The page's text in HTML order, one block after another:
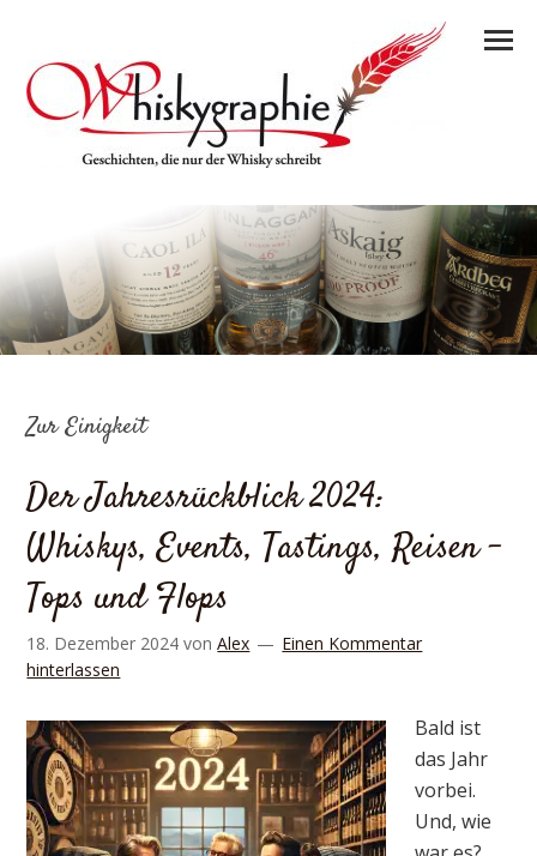
Zur Einigkeit
Der Jahresrückblick 2024:
Whiskys, Events, Tastings, Reisen –
Tops und Flops
18. Dezember 2024 vonAlex
Einen Kommentar
hinterlassen
Bald ist
das Jahr
vorbei.
Und, wie